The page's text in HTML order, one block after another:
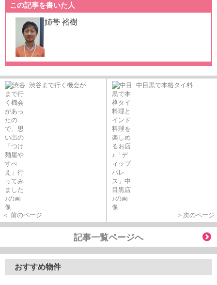
この記事を書いた人
姉帯 裕樹
渋谷まで行く機会が...
＜ 前のページ
中目黒で本格タイ料...
＞次のページ
記事一覧ページへ
おすすめ物件